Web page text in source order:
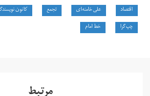
اقتصاد
علی خامنه‌ای تجمع کانون
چپ‌گرا
خط امام